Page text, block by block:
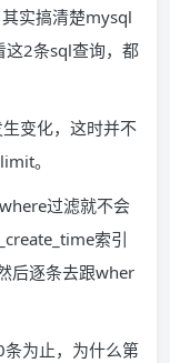
实搞清楚mysql
这2条sql查询，都
变化，这时并不
。
过滤就不会
索引
后逐条去跟wher
为止，为什么第